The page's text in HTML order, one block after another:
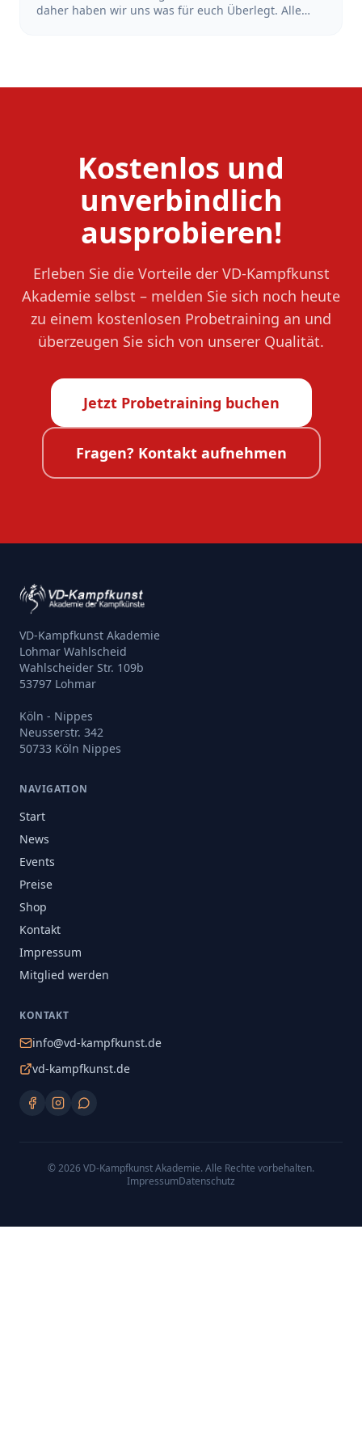
daher haben wir uns was für euch Überlegt. Alle
wegen der Ferien und Starte dein Training jetzt!
Kostenlos und
unverbindlich
ausprobieren!
Erleben Sie die Vorteile der VD-Kampfkunst
Akademie selbst – melden Sie sich noch heute
zu einem kostenlosen Probetraining an und
überzeugen Sie sich von unserer Qualität.
Jetzt Probetraining buchen
Fragen? Kontakt aufnehmen
VD-Kampfkunst Akademie
Lohmar Wahlscheid
Wahlscheider Str. 109b
53797 Lohmar
Köln - Nippes
Neusserstr. 342
50733 Köln Nippes
NAVIGATION
Start
News
Events
Preise
Shop
Kontakt
Impressum
Mitglied werden
KONTAKT
info@vd-kampfkunst.de
vd-kampfkunst.de
©2026 VD-Kampfkunst Akademie. Alle Rechte vorbehalten.
ImpressumDatenschutz